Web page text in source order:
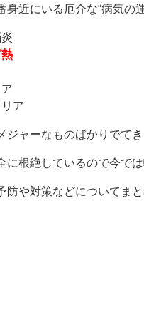
近にいる厄介な“病気の
リア
ジャーなものばかりでて
に根絶しているので今で
防や対策などについてま